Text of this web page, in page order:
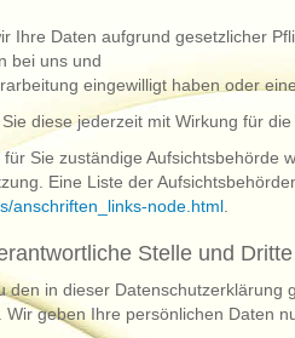
Ihre Daten aufgrund gesetzlicher
bei uns und
eingewilligt haben oder
diese jederzeit mit Wirkung für
Sie zuständige
Eine Liste der
anschriften_links-node.html
Stelle und Dritte
in dieser
geben Ihre persönlichen Daten